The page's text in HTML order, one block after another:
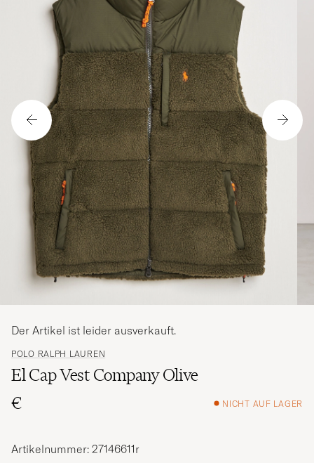
POLO RALPH LAUREN
El Cap Vest Company Olive
€
NICHT AUF LAGER
Der Artikel ist leider ausverkauft.
Artikelnummer: 27146611r